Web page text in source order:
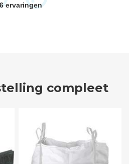
ervaringen
compleet